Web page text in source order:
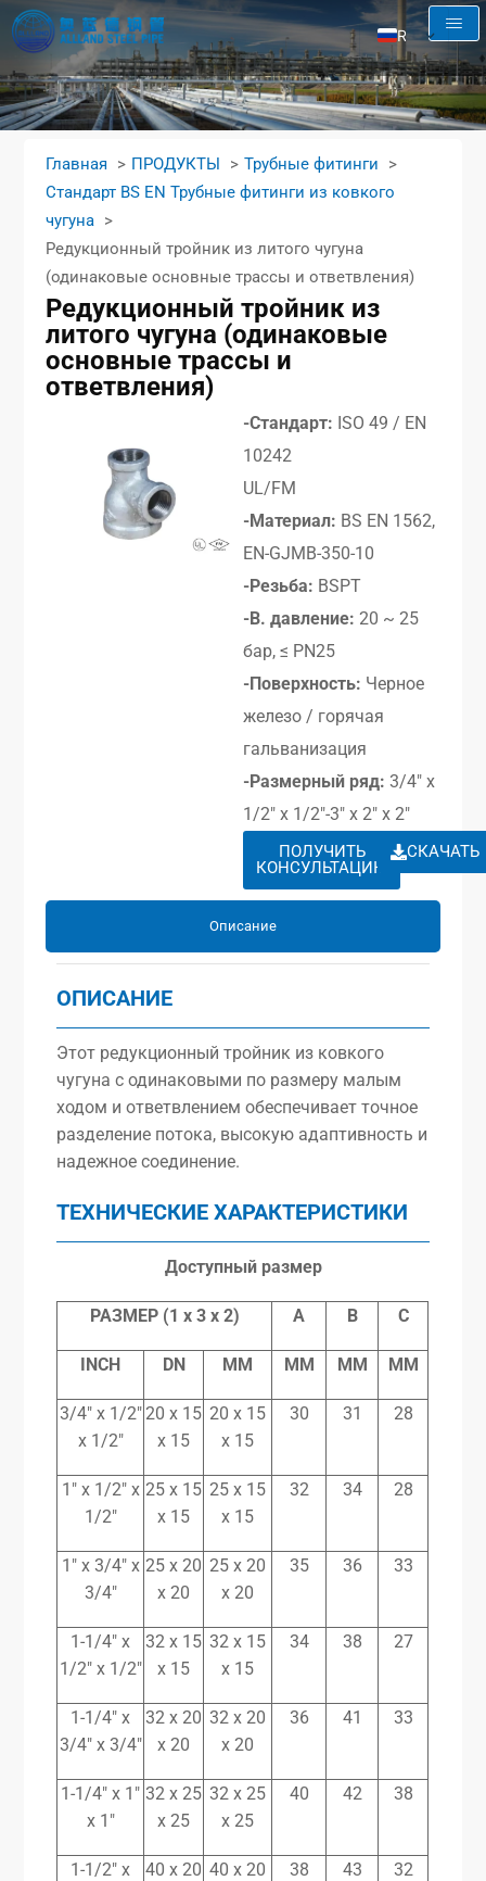
RU
EN
AR
Главная ПРОДУКТЫ
Трубные фитинги
Стандарт BS EN Трубные фитинги из ковкого
чугуна
Редукционный тройник из литого чугуна
(одинаковые основные трассы и ответвления)
Редукционный тройник из
литого чугуна (одинаковые
основные трассы и
ответвления)
-Стандарт: ISO 49 / EN
10242
UL/FM
-Материал: BS EN 1562,
EN-GJMB-350-10
-Резьба: BSPT
-В. давление: 20 ~ 25
бар, ≤ PN25
-Поверхность: Черное
железо / горячая
гальванизация
-Размерный ряд: 3/4″ x
1/2″ x 1/2″-3″ x 2″ x 2″
ПОЛУЧИТЬ
КОНСУЛЬТАЦИЮ
СКАЧАТЬ
Описание
ОПИСАНИЕ
Этот редукционный тройник из ковкого
чугуна с одинаковыми по размеру малым
ходом и ответвлением обеспечивает точное
разделение потока, высокую адаптивность и
надежное соединение.
ТЕХНИЧЕСКИЕ ХАРАКТЕРИСТИКИ
Доступный размер
РАЗМЕР (1 x 3 x 2) A B C
INCH DN MM MM MM MM
3/4″ x 1/2″
x 1/2″
20 x 15
x 15
20 x 15
x 15
30 31 28
1″ x 1/2″ x
1/2″
25 x 15
x 15
25 x 15
x 15
32 34 28
1″ x 3/4″ x
3/4″
25 x 20
x 20
25 x 20
x 20
35 36 33
1-1/4″ x
1/2″ x 1/2″
32 x 15
x 15
32 x 15
x 15
34 38 27
1-1/4″ x
3/4″ x 3/4″
32 x 20
x 20
32 x 20
x 20
36 41 33
1-1/4″ x 1″
x 1″
32 x 25
x 25
32 x 25
x 25
40 42 38
1-1/2″ x
40 x 20 40 x 20
38 43 32